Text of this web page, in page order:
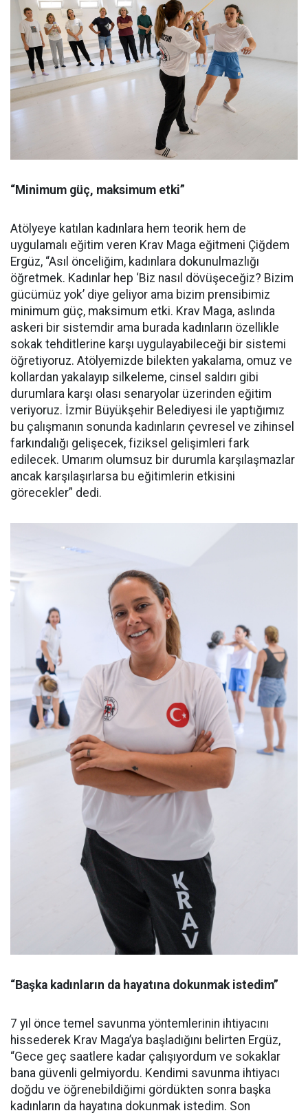
“Minimum güç, maksimum etki”
Atölyeye katılan kadınlara hem teorik hem de
uygulamalı eğitim veren Krav Maga eğitmeni Çiğdem
Ergüz, “Asıl önceliğim, kadınlara dokunulmazlığı
öğretmek. Kadınlar hep ‘Biz nasıl dövüşeceğiz? Bizim
gücümüz yok’ diye geliyor ama bizim prensibimiz
minimum güç, maksimum etki. Krav Maga, aslında
askeri bir sistemdir ama burada kadınların özellikle
sokak tehditlerine karşı uygulayabileceği bir sistemi
öğretiyoruz. Atölyemizde bilekten yakalama, omuz ve
kollardan yakalayıp silkeleme, cinsel saldırı gibi
durumlara karşı olası senaryolar üzerinden eğitim
veriyoruz. İzmir Büyükşehir Belediyesi ile yaptığımız
bu çalışmanın sonunda kadınların çevresel ve zihinsel
farkındalığı gelişecek, fiziksel gelişimleri fark
edilecek. Umarım olumsuz bir durumla karşılaşmazlar
ancak karşılaşırlarsa bu eğitimlerin etkisini
görecekler” dedi.
“Başka kadınların da hayatına dokunmak istedim”
7 yıl önce temel savunma yöntemlerinin ihtiyacını
hissederek Krav Maga’ya başladığını belirten Ergüz,
“Gece geç saatlere kadar çalışıyordum ve sokaklar
bana güvenli gelmiyordu. Kendimi savunma ihtiyacı
doğdu ve öğrenebildiğimi gördükten sonra başka
kadınların da hayatına dokunmak istedim. Son